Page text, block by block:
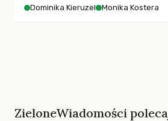
współczesnego miasta.
Dominika Kieruzel Monika Kostera
ZieloneWiadomości